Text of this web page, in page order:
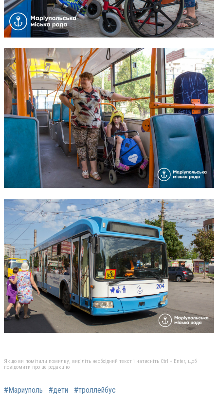
Якщо ви помітили помилку, виділіть необхідний текст і натисніть Ctrl + Enter, щоб
повідомити про це редакцію
#Мариуполь #дети #троллейбус